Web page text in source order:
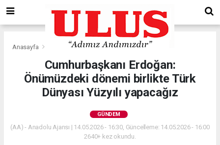
Anasayfa Gündem
Cumhurbaşkanı Erdoğan:
Önümüzdeki dönemi birlikte Türk
Dünyası Yüzyılı yapacağız
GÜNDEM
(AA) - Anadolu Ajansı | 14.05.2026 - 16:30, Güncelleme: 14.05.2026 - 16:00
2640+ kez okundu.